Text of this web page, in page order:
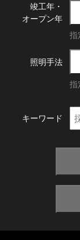
竣工年・
オープン年
指
照明手法
指
キーワード